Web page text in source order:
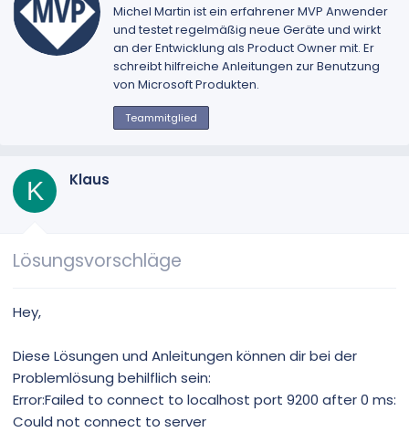
s
c
h
r
i
Michel Martin ist ein erfahrener MVP Anwender
und testet regelmäßig neue Geräte und wirkt
an der Entwicklung als Product Owner mit. Er
schreibt hilfreiche Anleitungen zur Benutzung
von Microsoft Produkten.
Teammitglied
K Klaus
Lösungsvorschläge
Hey,
Diese Lösungen und Anleitungen können dir bei der
Problemlösung behilflich sein:
Error:Failed to connect to localhost port 9200 after 0 ms:
Could not connect to server